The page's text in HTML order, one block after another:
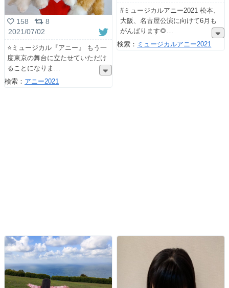
158
8
2021/07/02
⭐️ミュージカル『アニー』 もう一
度東京の舞台に立たせていただけ
ることになりま
検索： アニー2021
#ミュージカルアニー2021 松本、
大阪、名古屋公演に向けて6月も
がんばります🌻
検索： ミュージカルアニー2021